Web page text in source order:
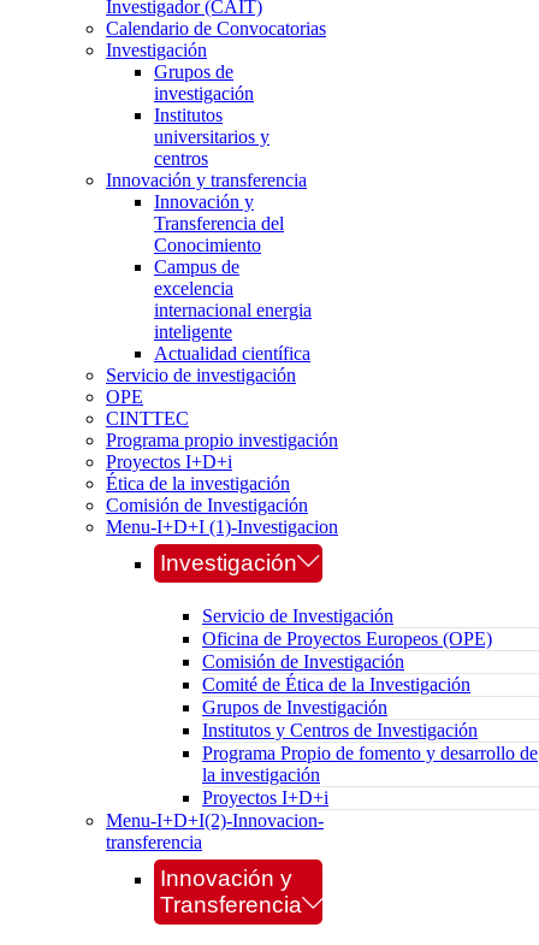
Investigador (CAIT)
Calendario de Convocatorias
Investigación
Grupos de
investigación
Institutos
universitarios y
centros
Innovación y transferencia
Innovación y
Transferencia del
Conocimiento
Campus de
excelencia
internacional energia
inteligente
Actualidad científica
Servicio de investigación
OPE
CINTTEC
Programa propio investigación
Proyectos I+D+i
Ética de la investigación
Comisión de Investigación
Menu-I+D+I (1)-Investigacion
Investigación
Servicio de Investigación
Oficina de Proyectos Europeos (OPE)
Comisión de Investigación
Comité de Ética de la Investigación
Grupos de Investigación
Institutos y Centros de Investigación
Programa Propio de fomento y desarrollo de
la investigación
Proyectos I+D+i
Menu-I+D+I(2)-Innovacion-
transferencia
Innovación y
Transferencia